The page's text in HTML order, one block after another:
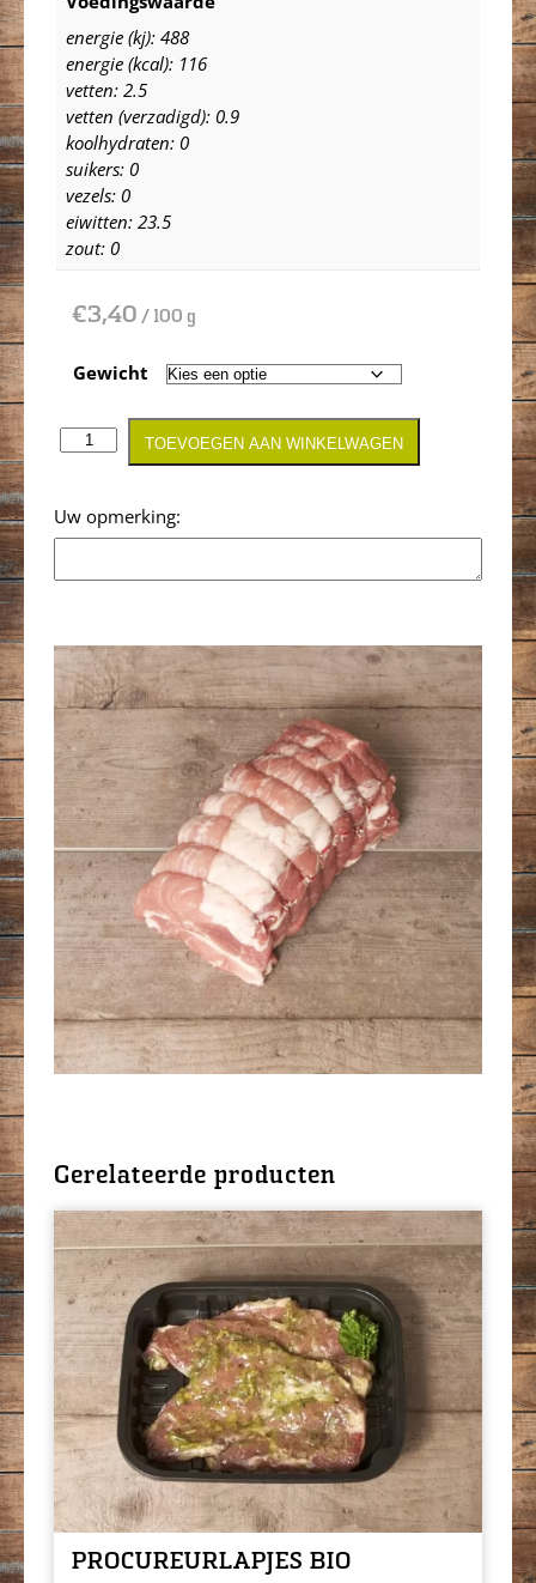
energie (kj): 488
energie (kcal): 116
vetten: 2.5
vetten (verzadigd): 0.9
koolhydraten: 0
suikers: 0
vezels: 0
eiwitten: 23.5
zout: 0
€3,40 / 100 g
Gewicht
Opmerking
TOEVOEGEN AAN WINKELWAGEN
Gerelateerde producten
PROCUREURLAPJES BIO